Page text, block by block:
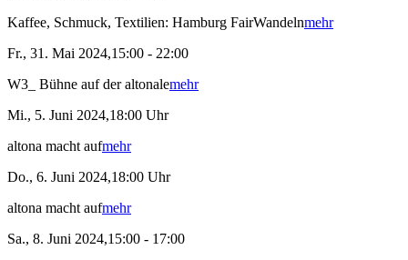
Kaffee, Schmuck, Textilien: Hamburg FairWandelnmehr
Fr., 31. Mai 2024,15:00 - 22:00
W3_ Bühne auf der altonalemehr
Mi., 5. Juni 2024,18:00 Uhr
altona macht aufmehr
Do., 6. Juni 2024,18:00 Uhr
altona macht aufmehr
Sa., 8. Juni 2024,15:00 - 17:00